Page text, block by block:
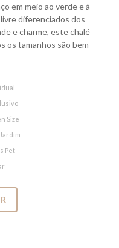
em meio ao verde e à
diferenciados dos
e charme, este chalé
os tamanhos são bem
Size
Pet